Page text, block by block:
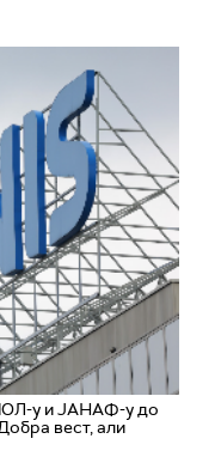
у и ЈАНАФ-у до
вест, али